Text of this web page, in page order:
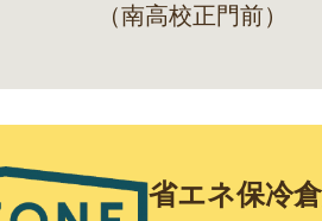
（南高校正門前）
省エネ保冷